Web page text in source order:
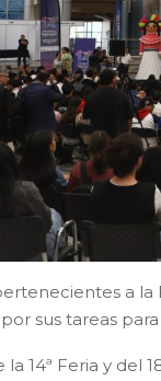
a
sus tareas
la 14ª Feria y del